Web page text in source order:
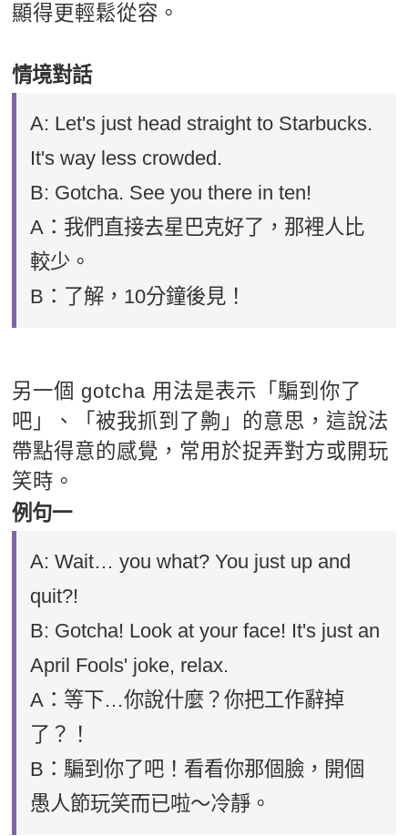
顯得更輕鬆從容。
情境對話
A: Let's just head straight to Starbucks.
It's way less crowded.
B: Gotcha. See you there in ten!
A：我們直接去星巴克好了，那裡人比
較少。
B：了解，10分鐘後見！
另一個 gotcha 用法是表示「騙到你了
吧」、「被我抓到了齁」的意思，這說法
帶點得意的感覺，常用於捉弄對方或開玩
笑時。
例句一
A: Wait… you what? You just up and
quit?!
B: Gotcha! Look at your face! It's just an
April Fools' joke, relax.
A：等下…你說什麼？你把工作辭掉
了？！
B：騙到你了吧！看看你那個臉，開個
愚人節玩笑而已啦～冷靜。